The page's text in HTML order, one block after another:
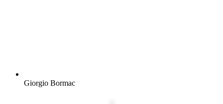
Giorgio Bormac